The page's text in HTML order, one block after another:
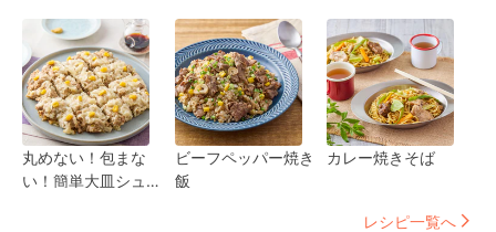
丸めない！包まな
い！簡単大皿シュー
ビーフペッパー焼き
飯
カレー焼きそば
レシピ一覧へ